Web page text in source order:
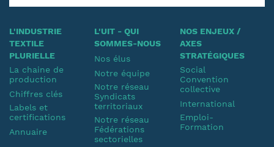
L'INDUSTRIE
TEXTILE
PLURIELLE
La chaine de
production
Chiffres clés
Labels et
certifications
Annuaire
L'UIT - QUI
SOMMES-NOUS
Nos élus
Notre équipe
Notre réseau
Syndicats
territoriaux
Notre réseau
Fédérations
sectorielles
NOS ENJEUX /
AXES
STRATÉGIQUES
Social
Convention
collective
International
Emploi-
Formation